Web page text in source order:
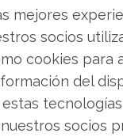
mejores
socios
cookies para
del
socios
por encima de
sobrecompra a
lo que hace